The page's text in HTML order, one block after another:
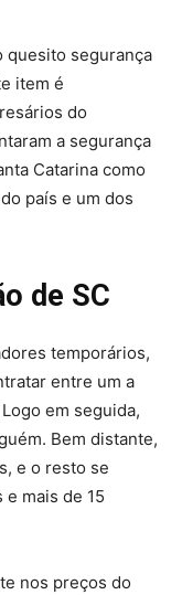
quesito segurança
item é
do
a segurança
Catarina como
país e um dos
de SC
temporários,
entre um a
em seguida,
Bem distante,
e o resto se
e mais de 15
nos preços do